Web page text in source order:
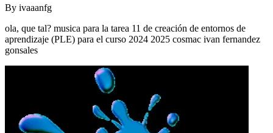
By ivaaanfg
ola, que tal? musica para la tarea 11 de creación de entornos de
aprendizaje (PLE) para el curso 2024 2025 cosmac ivan fernandez
gonsales